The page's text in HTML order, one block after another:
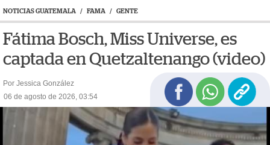
NOTICIAS GUATEMALA / FAMA / GENTE
Fátima Bosch, Miss Universe, es
captada en Quetzaltenango (video)
Por Jessica González
06 de agosto de 2026, 03:54